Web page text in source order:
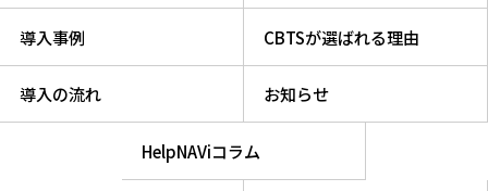
導入事例 CBTSが選ばれる理由
導入の流れ お知らせ
HelpNAViコラム